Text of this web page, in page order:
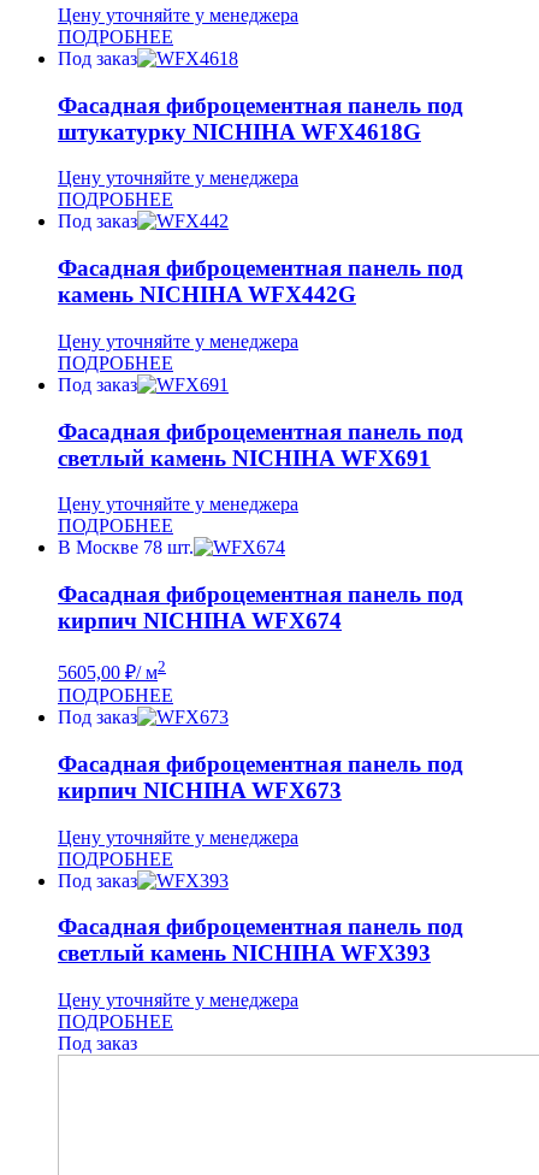
Цену уточняйте у менеджера
ПОДРОБНЕЕ
Под заказ
Фасадная фиброцементная панель под
штукатурку NICHIHA WFX4618G
Цену уточняйте у менеджера
ПОДРОБНЕЕ
Под заказ
Фасадная фиброцементная панель под
камень NICHIHA WFX442G
Цену уточняйте у менеджера
ПОДРОБНЕЕ
Под заказ
Фасадная фиброцементная панель под
светлый камень NICHIHA WFX691
Цену уточняйте у менеджера
ПОДРОБНЕЕ
В Москве 78 шт.
Фасадная фиброцементная панель под
кирпич NICHIHA WFX674
5605,00 ₽/ м2
ПОДРОБНЕЕ
Под заказ
Фасадная фиброцементная панель под
кирпич NICHIHA WFX673
Цену уточняйте у менеджера
ПОДРОБНЕЕ
Под заказ
Фасадная фиброцементная панель под
светлый камень NICHIHA WFX393
Цену уточняйте у менеджера
ПОДРОБНЕЕ
Под заказ